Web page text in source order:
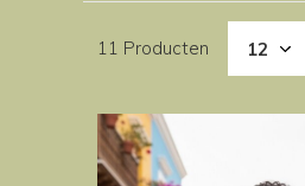
11 Producten